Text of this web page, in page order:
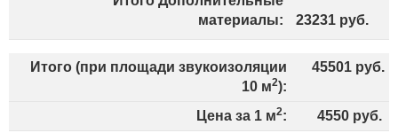
материалы:
23231 руб.
Итого (при площади звукоизоляции
10 м2):
45501 руб.
Цена за 1 м2: 4550 руб.